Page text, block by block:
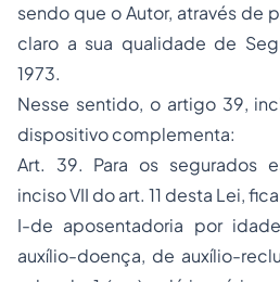
sendo que o Autor, através de
claro a sua qualidade de
1973.
Nesse sentido, o artigo 39,
dispositivo complementa:
Art. 39. Para os segurados
inciso VII do art. 11 desta Lei,
I-de aposentadoria por
auxílio-doença, de auxílio-